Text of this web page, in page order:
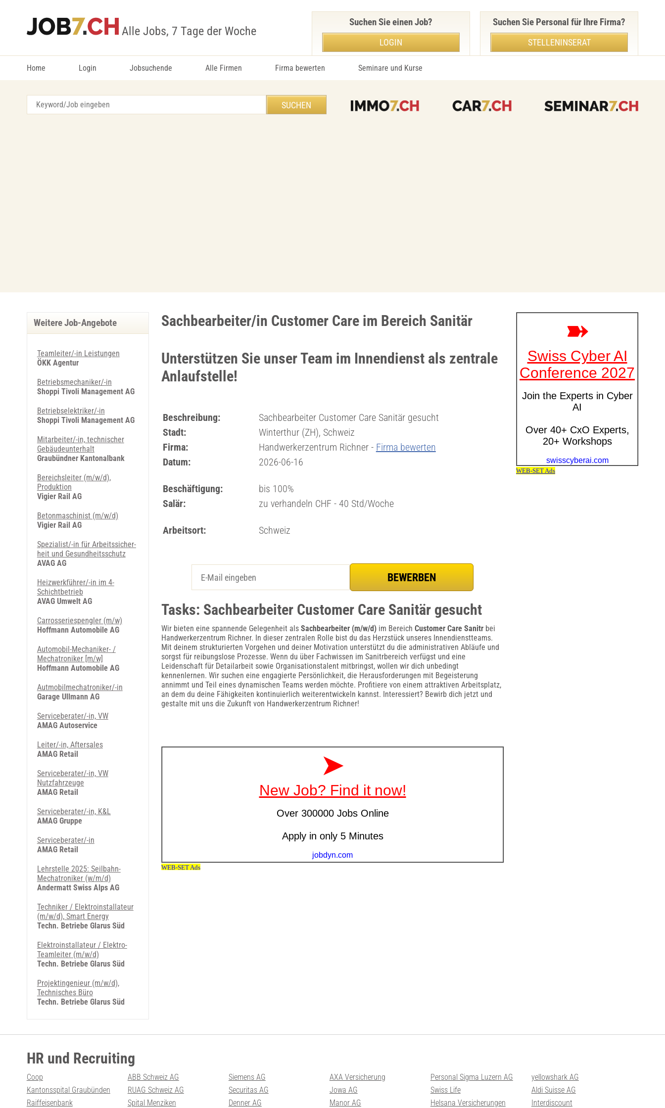
Alle Jobs, 7 Tage der Woche
Home Login Jobsuchende Alle Firmen Firma bewerten Seminare und Kurse
Suchen Sie einen Job?
LOGIN
Suchen Sie Personal für Ihre Firma?
STELLENINSERAT
Sachbearbeiter/in Customer Care im Bereich Sanitär
Unterstützen Sie unser Team im Innendienst als zentrale
Anlaufstelle!
Beschreibung:
Sachbearbeiter Customer Care Sanitär gesucht
Stadt:
Winterthur (ZH), Schweiz
Firma:
Handwerkerzentrum Richner - Firma bewerten
Datum:
2026-06-16
Beschäftigung:
bis 100%
Salär:
zu verhandeln CHF - 40 Std/Woche
Arbeitsort: Schweiz
Tasks: Sachbearbeiter Customer Care Sanitär gesucht
Wir bieten eine spannende Gelegenheit als Sachbearbeiter (m/w/d)im Bereich Customer Care Sanitrbei
Handwerkerzentrum Richner. In dieser zentralen Rolle bist du das Herzstück unseres Innendienstteams.
Mit deinem strukturierten Vorgehen und deiner Motivation unterstützt du die administrativen Abläufe und
sorgst für reibungslose Prozesse. Wenn du über Fachwissen im Sanitrbereich verfügst und eine
Leidenschaft für Detailarbeit sowie Organisationstalent mitbringst, wollen wir dich unbedingt
kennenlernen. Wir suchen eine engagierte Persönlichkeit, die Herausforderungen mit Begeisterung
annimmt und Teil eines dynamischen Teams werden möchte. Profitiere von einem attraktiven Arbeitsplatz,
an dem du deine Fähigkeiten kontinuierlich weiterentwickeln kannst. Interessiert? Bewirb dich jetzt und
gestalte mit uns die Zukunft von Handwerkerzentrum Richner!
Weitere Job-Angebote
Teamleiter/-in Leistungen
ÖKK Agentur
Betriebsmechaniker/-in
Shoppi Tivoli Management AG
Betriebselektriker/-in
Shoppi Tivoli Management AG
Mitarbeiter/-in, technischer
Gebäudeunterhalt
Graubündner Kantonalbank
Bereichsleiter (m/w/d),
Produktion
Vigier Rail AG
Betonmaschinist (m/w/d)
Vigier Rail AG
Spezia­list/-in für Arbeits­sicher­
heit und Ge­sund­heits­schutz
AVAG AG
Heizwerk­führer/-in im 4-
Schicht­betrieb
AVAG Umwelt AG
Carrosseriespengler (m/w)
Hoffmann Automobile AG
Automobil-Mechaniker- /
Mechatroniker [m/w]
Hoffmann Automobile AG
Autmobilmechatroniker/-in
Garage Ullmann AG
Serviceberater/-in, VW
AMAG Autoservice
Leiter/-in, Aftersales
AMAG Retail
Serviceberater/-in, VW
Nutzfahrzeuge
AMAG Retail
Serviceberater/-in, K&L
AMAG Gruppe
Serviceberater/-in
AMAG Retail
Lehrstelle 2025: Seilbahn-
Mechatroniker (w/m/d)
Andermatt Swiss Alps AG
Techniker / Elektroinstallateur
(m/w/d), Smart Energy
Techn. Betriebe Glarus Süd
Elektroinstallateur / Elektro-
Teamleiter (m/w/d)
Techn. Betriebe Glarus Süd
Projektingenieur (m/w/d),
Technisches Büro
Techn. Betriebe Glarus Süd
HR und Recruiting
Coop ABB Schweiz AG Siemens AG AXA Versicherung Personal Sigma Luzern AG
yellowshark AG
Kantonsspital Graubünden
RUAG Schweiz AG Securitas AG Jowa AG Swiss Life
Aldi Suisse AG
Raiffeisenbank
Spital Menziken Denner AG Manor AG Helsana Versicherungen Interdiscount